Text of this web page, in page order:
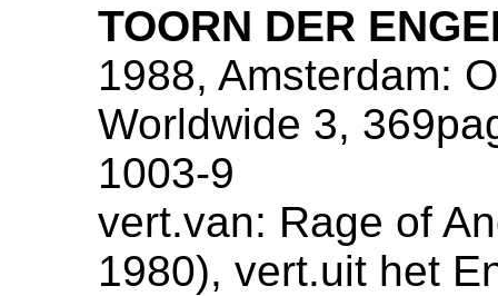
TOORN DER
1988, Amsterdam:
Worldwide 3,
1003-9
vert.van: Rage of
1980), vert.uit het